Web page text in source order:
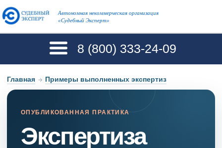
Автономная некоммерческая организация
«Судебный Эксперт»
8 (800) 333-24-09
Главная → Примеры выполненных экспертиз
ОПУБЛИКОВАННАЯ ПРАКТИКА
Экспертиза